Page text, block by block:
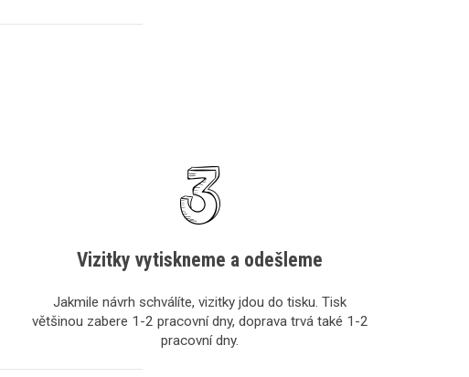
Vizitky vytiskneme a odešleme
Jakmile návrh schválíte, vizitky jdou do tisku. Tisk
většinou zabere 1-2 pracovní dny, doprava trvá také 1-2
pracovní dny.